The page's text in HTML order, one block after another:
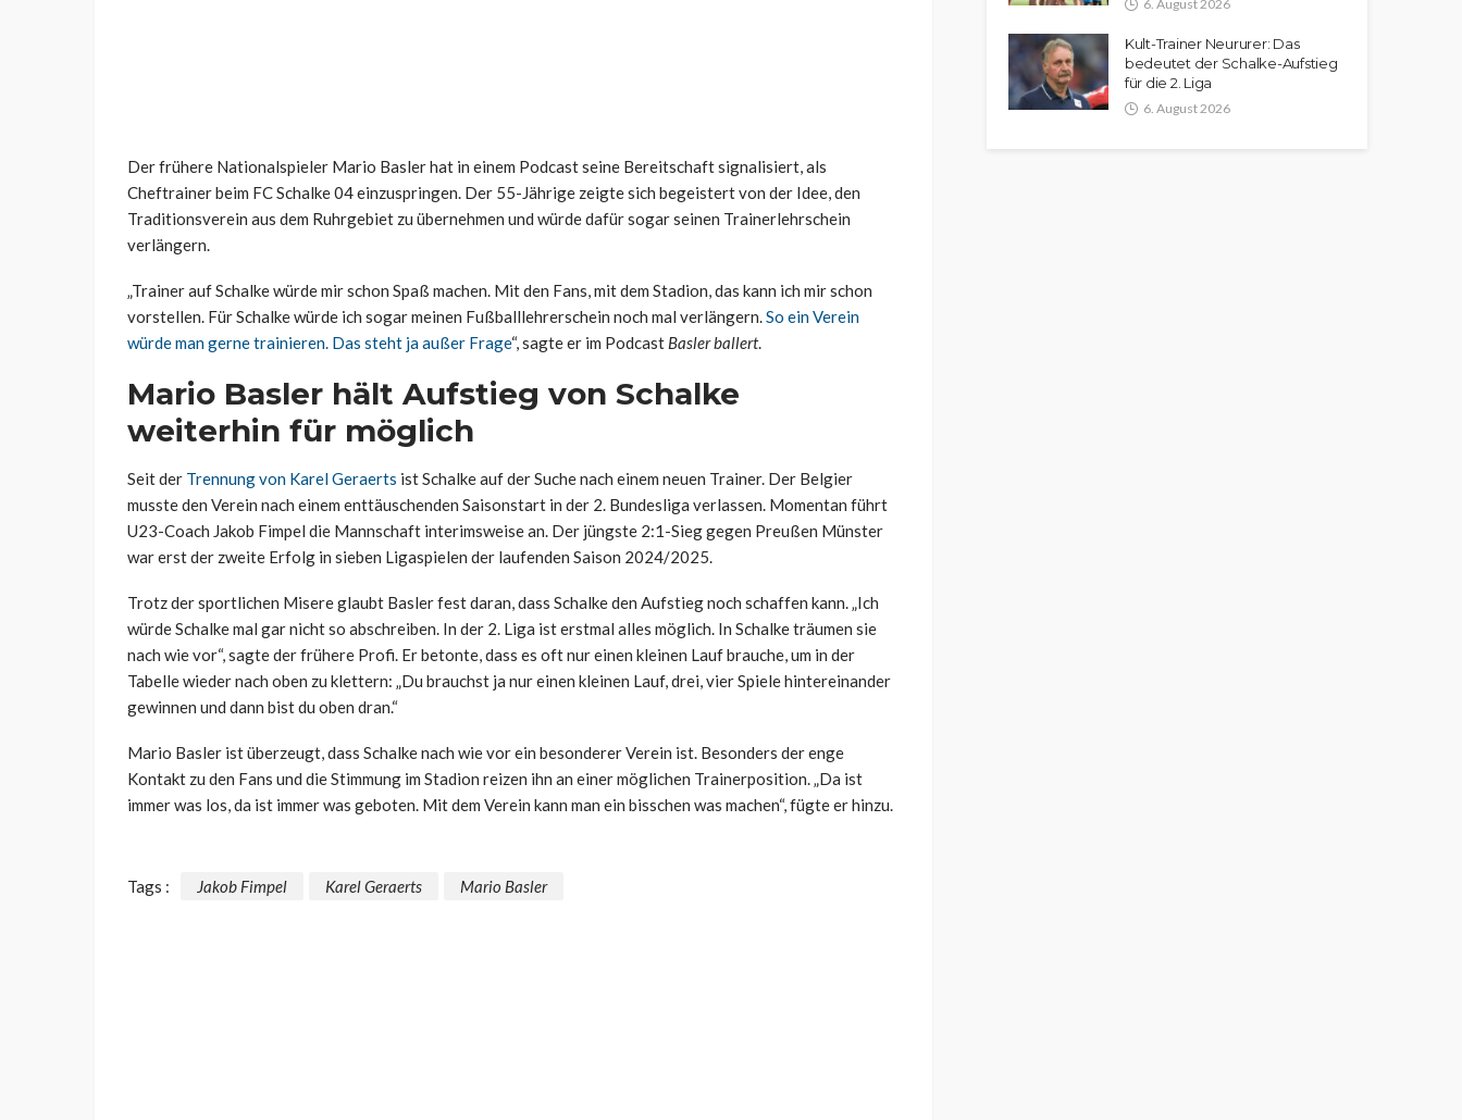
Der frühere Nationalspieler Mario Basler hat in einem Podcast seine Bereitschaft signalisiert, als
Cheftrainer beim FC Schalke 04 einzuspringen. Der 55-Jährige zeigte sich begeistert von der Idee, den
Traditionsverein aus dem Ruhrgebiet zu übernehmen und würde dafür sogar seinen Trainerlehrschein
verlängern.
„Trainer auf Schalke würde mir schon Spaß machen. Mit den Fans, mit dem Stadion, das kann ich mir schon
vorstellen. Für Schalke würde ich sogar meinen Fußballlehrerschein noch mal verlängern.So ein Verein
würde man gerne trainieren. Das steht ja außer Frage“, sagte er im Podcast Basler ballert.
Mario Basler hält Aufstieg von Schalke
weiterhin für möglich
Seit der Trennung von Karel Geraerts ist Schalke auf der Suche nach einem neuen Trainer. Der Belgier
musste den Verein nach einem enttäuschenden Saisonstart in der 2. Bundesliga verlassen. Momentan führt
U23-Coach Jakob Fimpel die Mannschaft interimsweise an. Der jüngste 2:1-Sieg gegen Preußen Münster
war erst der zweite Erfolg in sieben Ligaspielen der laufenden Saison 2024/2025.
Trotz der sportlichen Misere glaubt Basler fest daran, dass Schalke den Aufstieg noch schaffen kann. „Ich
würde Schalke mal gar nicht so abschreiben. In der 2. Liga ist erstmal alles möglich. In Schalke träumen sie
nach wie vor“, sagte der frühere Profi. Er betonte, dass es oft nur einen kleinen Lauf brauche, um in der
Tabelle wieder nach oben zu klettern: „Du brauchst ja nur einen kleinen Lauf, drei, vier Spiele hintereinander
gewinnen und dann bist du oben dran.“
Mario Basler ist überzeugt, dass Schalke nach wie vor ein besonderer Verein ist. Besonders der enge
Kontakt zu den Fans und die Stimmung im Stadion reizen ihn an einer möglichen Trainerposition. „Da ist
immer was los, da ist immer was geboten. Mit dem Verein kann man ein bisschen was machen“, fügte er hinzu.
Tags : Jakob Fimpel Karel Geraerts Mario Basler
6. August 2026
Kult-Trainer Neururer: Das
bedeutet der Schalke-Aufstieg
für die 2. Liga
6. August 2026